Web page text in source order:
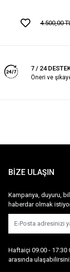
4.500,00
7 / 24
Öneri ve
BİZE ULAŞIN
Kampanya, duyuru,
haberdar olmak
Haftaiçi 09:00 - 17:30
arasında